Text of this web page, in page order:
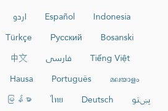
اردو Español
Indonesia
Türkçe Русский
Bosanski
中文 فارسی
Tiếng Việt
Hausa Português
മലയാളം
မြန်မာ ไทย Deutsch
پښتو